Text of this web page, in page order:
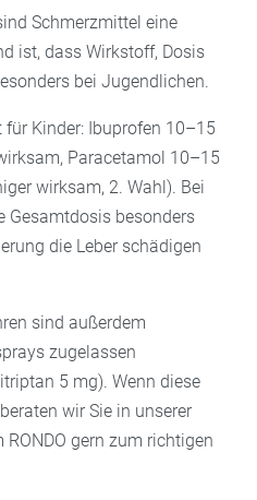
Schmerzmittel eine
ist, dass Wirkstoff, Dosis
bei Jugendlichen.
Kinder: Ibuprofen 10–15
Paracetamol 10–15
wirksam, 2. Wahl). Bei
Gesamtdosis besonders
die Leber schädigen
sind außerdem
zugelassen
5 mg). Wenn diese
wir Sie in unserer
gern zum richtigen